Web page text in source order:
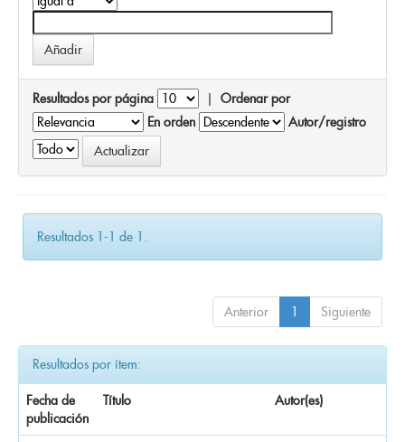
Resultados por página | Ordenar por
En orden
Autor/registro
Resultados 1-1 de 1.
Anterior 1 Siguiente
Resultados por ítem:
Fecha de
publicación
Título Autor(es)